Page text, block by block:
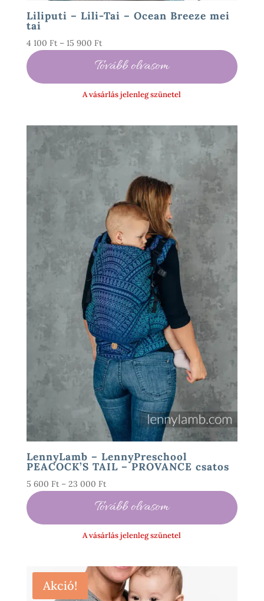
Liliputi – Lili-Tai – Ocean Breeze mei
tai
4 100 Ft – 15 900 FtÁrtartomány:
100 Ft
-
15
Tovább olvasom
A vásárlás jelenleg szünetel
LennyLamb – LennyPreschool
PEACOCK’S TAIL – PROVANCE csatos
5 600 Ft – 23 000 FtÁrtartomány:
600 Ft
-
23
Tovább olvasom
A vásárlás jelenleg szünetel
Akció!